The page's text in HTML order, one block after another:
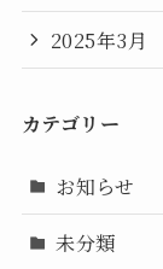
2025年3月
カテゴリー
お知らせ
未分類